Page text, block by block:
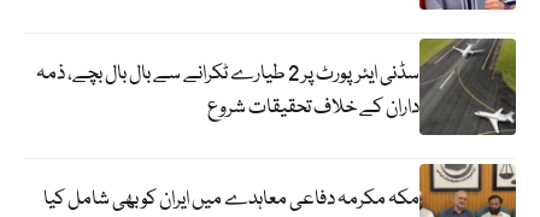
سڈنی ایئرپورٹ پر 2 طیارے ٹکرانے سے بال بال بچے، ذمہ
داران کے خلاف تحقیقات شروع
مکہ مکرمہ دفاعی معاہدے میں ایران کو بھی شامل کیا